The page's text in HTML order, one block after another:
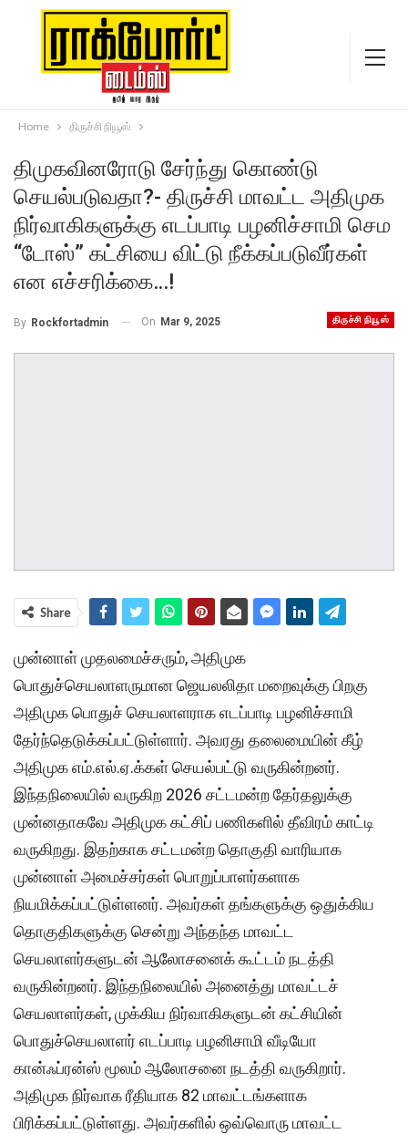
Home திருச்சி நியூஸ்
திமுகவினரோடு சேர்ந்து கொண்டு
செயல்படுவதா?- திருச்சி மாவட்ட அதிமுக
நிர்வாகிகளுக்கு எடப்பாடி பழனிச்சாமி செம
“டோஸ்” கட்சியை விட்டு நீக்கப்படுவீர்கள்
என எச்சரிக்கை…!
திருச்சி நியூஸ்
By Rockfortadmin On Mar 9, 2025
Share
முன்னாள் முதலமைச்சரும், அதிமுக
பொதுச்செயலாளருமான ஜெயலலிதா மறைவுக்கு பிறகு
அதிமுக பொதுச் செயலாளராக எடப்பாடி பழனிச்சாமி
தேர்ந்தெடுக்கப்பட்டுள்ளார். அவரது தலைமையின் கீழ்
அதிமுக எம்.எல்.ஏ.க்கள் செயல்பட்டு வருகின்றனர்.
இந்தநிலையில் வருகிற 2026 சட்டமன்ற தேர்தலுக்கு
முன்னதாகவே அதிமுக கட்சிப் பணிகளில் தீவிரம் காட்டி
வருகிறது. இதற்காக சட்டமன்ற தொகுதி வாரியாக
முன்னாள் அமைச்சர்கள் பொறுப்பாளர்களாக
நியமிக்கப்பட்டுள்ளனர். அவர்கள் தங்களுக்கு ஒதுக்கிய
தொகுதிகளுக்கு சென்று அந்தந்த மாவட்ட
செயலாளர்களுடன் ஆலோசனைக் கூட்டம் நடத்தி
வருகின்றனர். இந்தநிலையில் அனைத்து மாவட்டச்
செயலாளர்கள், முக்கிய நிர்வாகிகளுடன் கட்சியின்
பொதுச்செயலாளர் எடப்பாடி பழனிசாமி வீடியோ
கான்ஃப்ரன்ஸ் மூலம் ஆலோசனை நடத்தி வருகிறார்.
அதிமுக நிர்வாக ரீதியாக 82 மாவட்டங்களாக
பிரிக்கப்பட்டுள்ளது. அவர்களில் ஒவ்வொரு மாவட்ட